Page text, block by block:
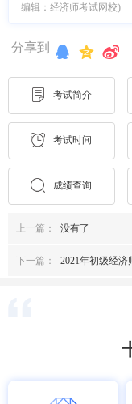
编辑：经济师考试网校)
分享到
考试简介
考试时间
成绩查询
上一篇： 没有了
下一篇： 2021年初级经